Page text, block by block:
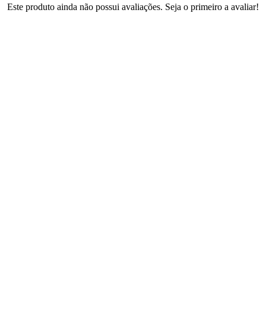
Este produto ainda não possui avaliações. Seja o primeiro a avaliar!